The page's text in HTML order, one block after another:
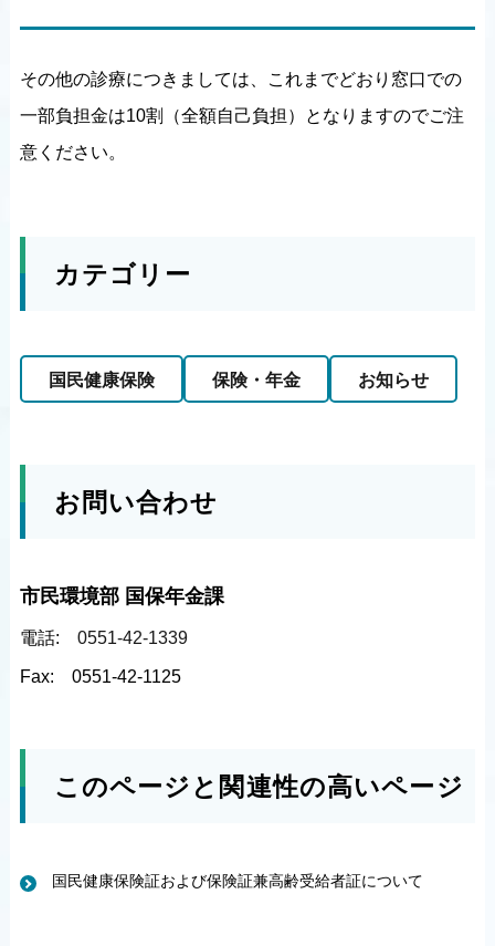
その他の診療につきましては、これまでどおり窓口での
一部負担金は10割（全額自己負担）となりますのでご注
意ください。
カテゴリー
国民健康保険 保険・年金 お知らせ
お問い合わせ
市民環境部 国保年金課
電話: 0551-42-1339
Fax: 0551-42-1125
このページと関連性の高いページ
国民健康保険証および保険証兼高齢受給者証について